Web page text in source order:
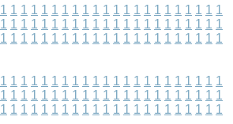
1 1 1 1 1 1 1 1 1 1 1 1 1 1 1 1 1 1 1 1 1 1
1 1 1 1 1 1 1 1 1 1 1 1 1 1 1 1 1 1 1 1 1 1
1 1 1 1 1 1 1 1 1 1 1 1 1 1 1 1 1 1 1 1 1 1
1 1 1 1 1 1 1 1 1 1 1 1 1 1 1 1 1 1 1 1 1 1
1 1 1 1 1 1 1 1 1 1 1 1 1 1 1 1 1 1 1 1 1 1
1 1 1 1 1 1 1 1 1 1 1 1 1 1 1 1 1 1 1 1 1 1